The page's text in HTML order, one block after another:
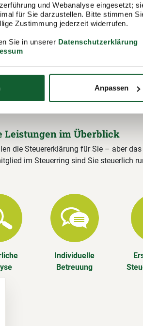
und Webanalyse eingesetzt;
für Sie darzustellen. Bitte stimmen
Zustimmung jederzeit widerrufen.
Sie in unserer Datenschutzerklärung
Anpassen
im
e.V. (Lohnsteuerhilfeverein) ist mit
einer der größten
stehen wir Ihnen gerne zur
Leistungen im Überblick
die Steuererklärung für Sie – aber
im Steuerring sind Sie steuerlich
Individuelle
Betreuung